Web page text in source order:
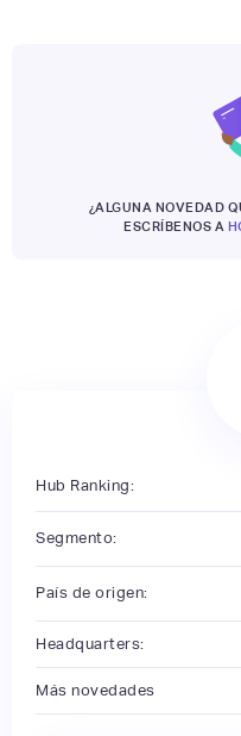
¿ALGUNA NOVEDAD
ESCRÍBENOS A
Hub Ranking:
Segmento:
País de origen:
Headquarters:
Más novedades